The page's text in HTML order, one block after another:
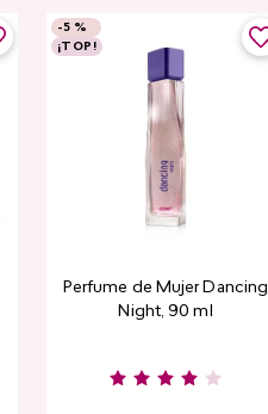
-5 %
¡TOP!
Perfume de Mujer Dancing
Night, 90 ml